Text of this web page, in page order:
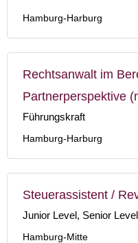
Hamburg-Harburg
Rechtsanwalt im
Partnerperspektive
Führungskraft
Hamburg-Harburg
Steuerassistent /
Junior Level, Senior Level
Hamburg-Mitte